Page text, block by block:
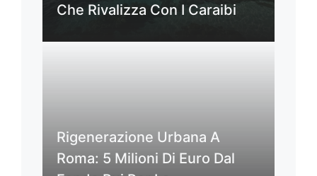
Che Rivalizza Con I Caraibi
Rigenerazione Urbana A
Roma: 5 Milioni Di Euro Dal